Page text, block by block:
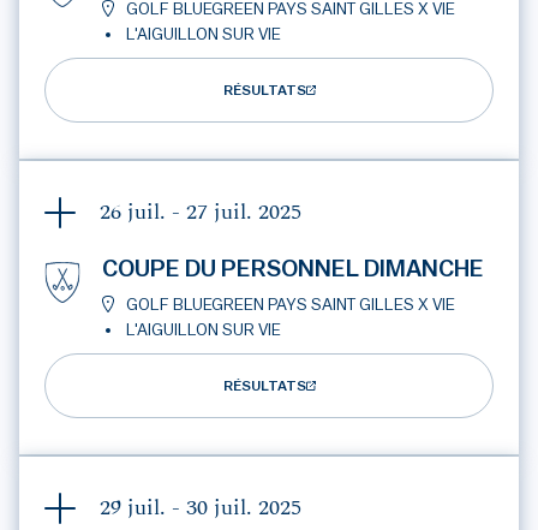
GOLF BLUEGREEN PAYS SAINT GILLES X VIE
L'AIGUILLON SUR VIE
RÉSULTATS
26 juil. - 27 juil. 2025
COUPE DU PERSONNEL DIMANCHE
GOLF BLUEGREEN PAYS SAINT GILLES X VIE
L'AIGUILLON SUR VIE
RÉSULTATS
29 juil. - 30 juil. 2025